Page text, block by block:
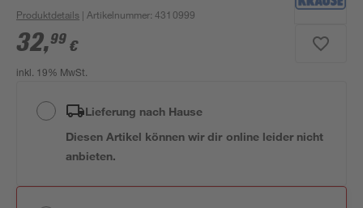
Produktdetails | Artikelnummer:4310999
32,99 €
inkl. 19% MwSt.
Lieferung nach Hause
Diesen Artikel können wir dir online leider nicht
anbieten.